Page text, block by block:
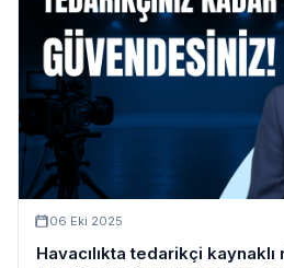
06 Eki 2025
Havacılıkta tedarikçi